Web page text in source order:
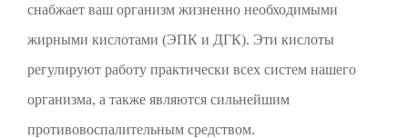
снабжает ваш организм жизненно необходимыми
жирными кислотами (ЭПК и ДГК). Эти кислоты
регулируют работу практически всех систем нашего
организма, а также являются сильнейшим
противовоспалительным средством.